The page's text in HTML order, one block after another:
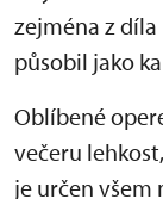
zejména z díla
působil jako
Oblíbené
večeru
je určen všem